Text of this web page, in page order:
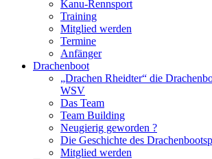
Kanu-Rennsport
Training
Mitglied werden
Termine
Anfänger
Drachenboot
„Drachen Rheidter“ die
WSV
Das Team
Team Building
Neugierig geworden ?
Die Geschichte des
Mitglied werden